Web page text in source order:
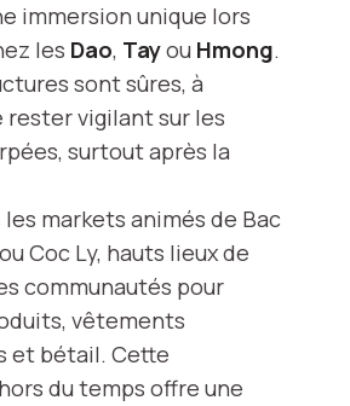
immersion unique lors
les Dao, Tayou Hmong.
sont sûres, à
vigilant sur les
surtout après la
les markets animés de Bac
Coc Ly, hauts lieux de
communautés pour
vêtements
et bétail. Cette
du temps offre une